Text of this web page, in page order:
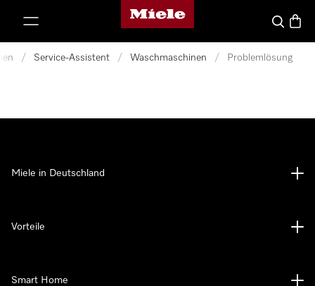
Miele-Homepage
Suche
/ Service-Assistent / Waschmaschinen / Problemlösung
Miele in Deutschland
Vorteile
Smart Home